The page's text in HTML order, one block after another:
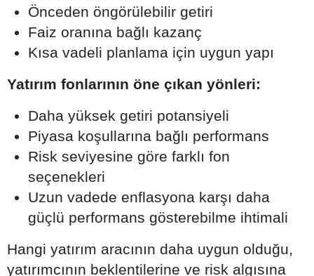
Önceden öngörülebilir getiri
Faiz oranına bağlı kazanç
Kısa vadeli planlama için uygun yapı
Yatırım fonlarının öne çıkan yönleri:
Daha yüksek getiri potansiyeli
Piyasa koşullarına bağlı performans
Risk seviyesine göre farklı fon
seçenekleri
Uzun vadede enflasyona karşı daha
güçlü performans gösterebilme ihtimali
Hangi yatırım aracının daha uygun olduğu,
yatırımcının beklentilerine ve risk algısına